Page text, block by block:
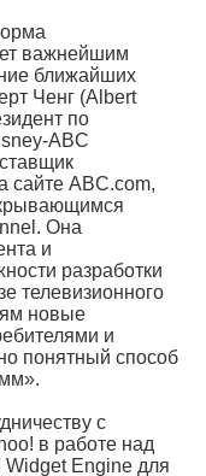
важнейшим
ближайших
Ченг (Albert
по
ABC
сайте ABC.com,
Она
и
разработки
телевизионного
новые
и
понятный способ
с
в работе над
Widget Engine для